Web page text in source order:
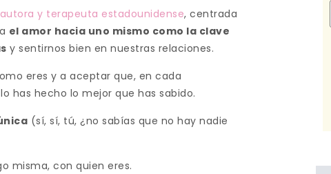
autora y terapeuta estadounidense, centrada
el amor hacia uno mismo como la clave
y sentirnos bien en nuestras relaciones.
eres y a aceptar que, en cada
has hecho lo mejor que has sabido.
(sí, sí, tú, ¿no sabías que no hay nadie
misma, con quien eres.